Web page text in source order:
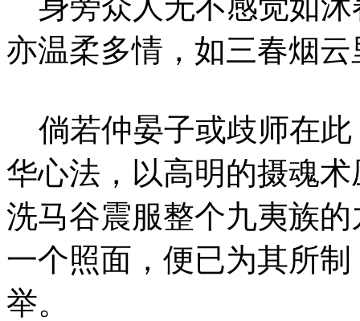
亦温柔多情，如三春烟
倘若仲晏子或歧师在此
华心法，以高明的摄魂
洗马谷震服整个九夷族
一个照面，便已为其所
举。